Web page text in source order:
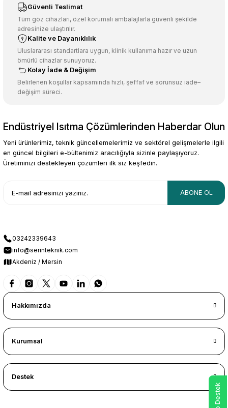
Ürün resmi kalitesiz, bozuk veya görüntülenemiyor.
Ürün açıklamasında eksik bilgiler bulunuyor.
Ürün bilgilerinde hatalar bulunuyor.
Ürün fiyatı diğer sitelerden daha pahalı.
Bu ürüne benzer farklı alternatifler olmalı.
Gönder
Güvenli Teslimat
Tüm göz cihazları, özel korumalı ambalajlarla güvenli şekilde
adresinize ulaştırılır.
Kalite ve Dayanıklılık
Uluslararası standartlara uygun, klinik kullanıma hazır ve uzun
ömürlü cihazlar sunuyoruz.
Kolay İade & Değişim
Belirlenen koşullar kapsamında hızlı, şeffaf ve sorunsuz iade–
değişim süreci.
Endüstriyel Isıtma Çözümlerinden Haberdar Olun
Yeni ürünlerimiz, teknik güncellemelerimiz ve sektörel gelişmelerle ilgili
en güncel bilgileri e-bültenimiz aracılığıyla sizinle paylaşıyoruz.
Üretiminizi destekleyen çözümleri ilk siz keşfedin.
ABONE OL
03242339643
info@serinteknik.com
Akdeniz / Mersin
Hakkımızda
Kurumsal
Destek